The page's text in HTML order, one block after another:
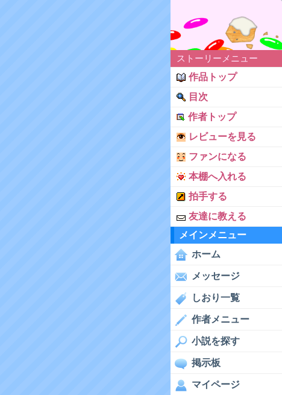
ストーリーメニュー
作品トップ
目次
作者トップ
レビューを見る
ファンになる
本棚へ入れる
拍手する
友達に教える
メインメニュー
ホーム
メッセージ
しおり一覧
作者メニュー
小説を探す
掲示板
マイページ